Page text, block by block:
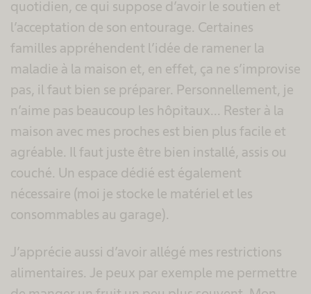
quotidien, ce qui suppose d’avoir le soutien et
l’acceptation de son entourage. Certaines
familles appréhendent l’idée de ramener la
maladie à la maison et, en effet, ça ne s’improvise
pas, il faut bien se préparer. Personnellement, je
n’aime pas beaucoup les hôpitaux... Rester à la
maison avec mes proches est bien plus facile et
agréable. Il faut juste être bien installé, assis ou
couché. Un espace dédié est également
nécessaire (moi je stocke le matériel et les
consommables au garage).
J’apprécie aussi d’avoir allégé mes restrictions
alimentaires. Je peux par exemple me permettre